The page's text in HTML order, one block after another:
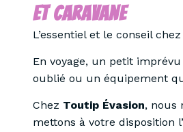
Et Caravane
L’essentiel et le conseil
En voyage, un petit
oublié ou un équipement
Chez Toutip Évasion, nous
mettons à votre disposition